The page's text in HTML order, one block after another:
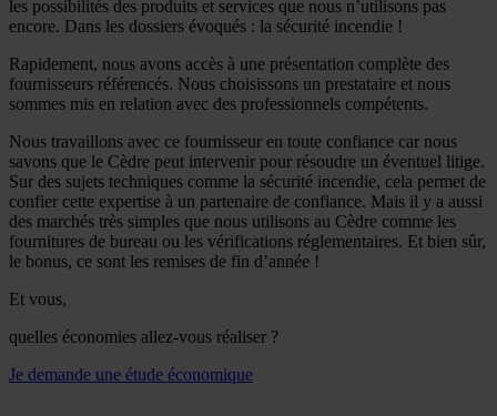
les possibilités des produits et services que nous n’utilisons pas
encore. Dans les dossiers évoqués : la sécurité incendie !
Rapidement, nous avons accès à une présentation complète des
fournisseurs référencés. Nous choisissons un prestataire et nous
sommes mis en relation avec des professionnels compétents.
Nous travaillons avec ce fournisseur en toute confiance car nous
savons que le Cèdre peut intervenir pour résoudre un éventuel litige.
Sur des sujets techniques comme la sécurité incendie, cela permet de
confier cette expertise à un partenaire de confiance. Mais il y a aussi
des marchés très simples que nous utilisons au Cèdre comme les
fournitures de bureau ou les vérifications réglementaires. Et bien sûr,
le bonus, ce sont les remises de fin d’année !
Et vous,
quelles économies allez-vous réaliser ?
Je demande une étude économique